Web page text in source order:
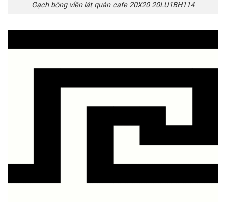
Gạch bông viền lát quán cafe 20X20 20LU1BH114